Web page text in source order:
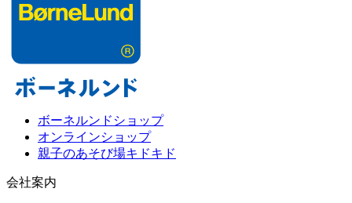
ボーネルンドショップ
オンラインショップ
親子のあそび場キドキド
会社案内